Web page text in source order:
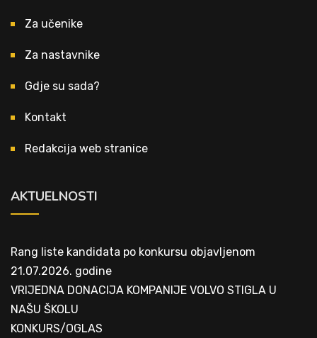
Za učenike
Za nastavnike
Gdje su sada?
Kontakt
Redakcija web stranice
AKTUELNOSTI
Rang liste kandidata po konkursu objavljenom
21.07.2026. godine
VRIJEDNA DONACIJA KOMPANIJE VOLVO STIGLA U
NAŠU ŠKOLU
KONKURS/OGLAS